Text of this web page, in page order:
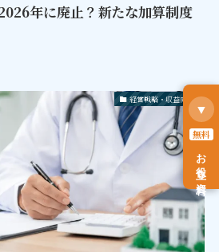
年に廃止？新たな加算制度
経営戦略・収益向上
▼
無料
お役立ち資料